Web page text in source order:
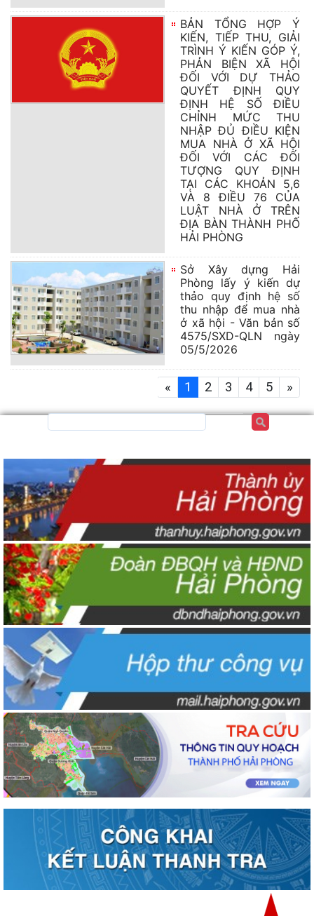
BẢN TỔNG HỢP Ý
KIẾN, TIẾP THU, GIẢI
TRÌNH Ý KIẾN GÓP Ý,
PHẢN BIỆN XÃ HỘI
ĐỐI VỚI DỰ THẢO
QUYẾT ĐỊNH QUY
ĐỊNH HỆ SỐ ĐIỀU
CHỈNH MỨC THU
NHẬP ĐỦ ĐIỀU KIỆN
MUA NHÀ Ở XÃ HỘI
ĐỐI VỚI CÁC ĐỐI
TƯỢNG QUY ĐỊNH
TẠI CÁC KHOẢN 5,6
VÀ 8 ĐIỀU 76 CỦA
LUẬT NHÀ Ở TRÊN
ĐỊA BÀN THÀNH PHỐ
HẢI PHÒNG
Sở Xây dựng Hải
Phòng lấy ý kiến dự
thảo quy định hệ số
thu nhập để mua nhà
ở xã hội - Văn bản số
4575/SXD-QLN ngày
05/5/2026
« 1 2 3 4 5 »